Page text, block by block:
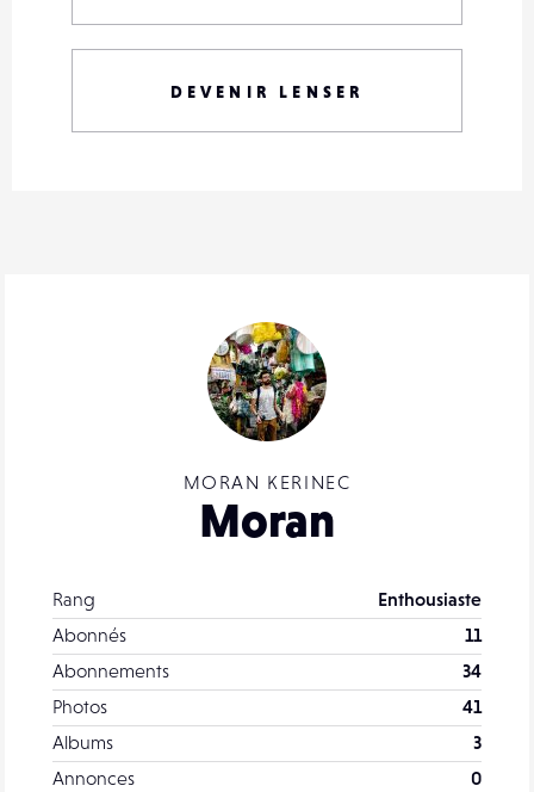
MORAN KERINEC
Moran
Rang
Enthousiaste
Abonnés
11
Abonnements
34
Photos
41
Albums
3
Annonces
0
DEVENIR LENSER